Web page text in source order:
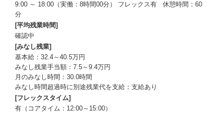
9:00 ～ 18:00（実働：8時間00分） フレックス有 休憩時間：60
分
[平均残業時間]
確認中
[みなし残業]
基本給：32.4～40.5万円
みなし残業手当額：7.5～9.4万円
月のみなし時間：30.0時間
みなし時間超過時に別途残業代を支給：支給あり
[フレックスタイム]
有（コアタイム：12:00～15:00）